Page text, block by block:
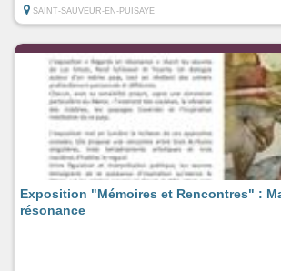
SAINT-SAUVEUR-EN-PUISAYE
Exposition "Mémoires et Rencontres" :
résonance